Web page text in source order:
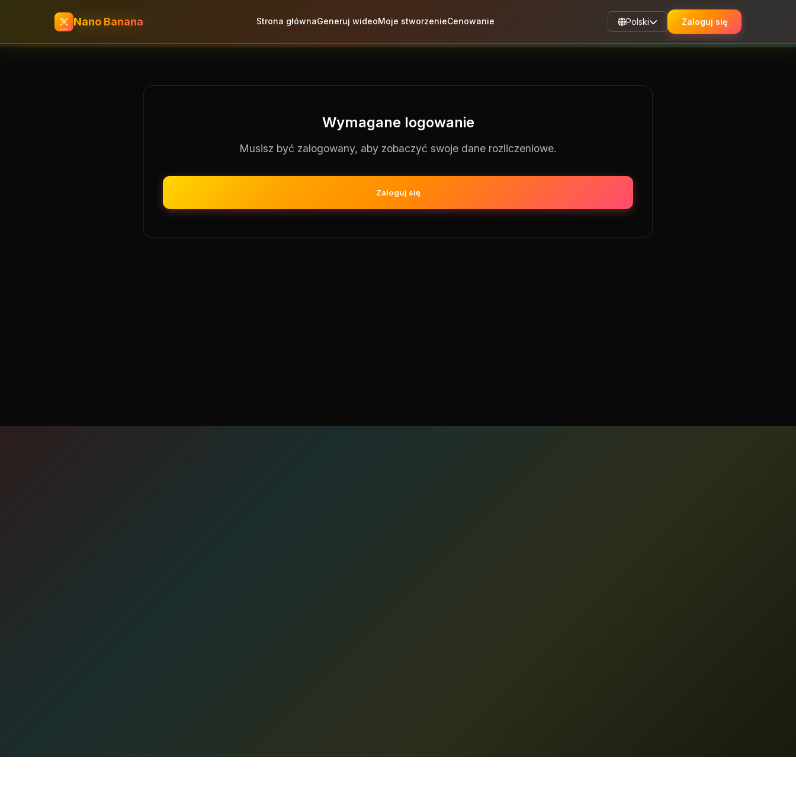
Nano Banana Strona głównaGeneruj wideoMoje stworzenieCenowanie Polski Zaloguj się
Wymagane logowanie
Musisz być zalogowany, aby zobaczyć swoje dane rozliczeniowe.
Zaloguj się